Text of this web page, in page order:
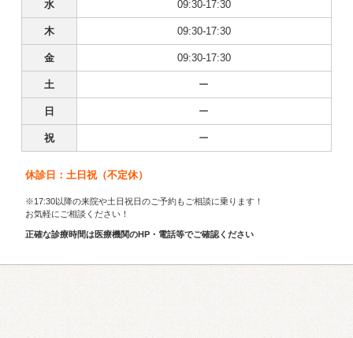
水 09:30-17:30
木 09:30-17:30
金 09:30-17:30
土 ー
日 ー
祝 ー
休診日：土日祝（不定休）
※17:30以降の来院や土日祝日のご予約もご相談に乗ります！
お気軽にご相談ください！
正確な診療時間は医療機関のHP・電話等でご確認ください